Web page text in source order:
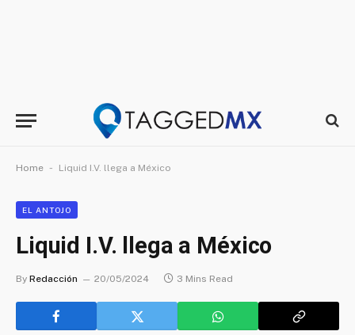
Home - Liquid I.V. llega a México
EL ANTOJO
Liquid I.V. llega a México
By Redacción 20/05/2024 3 Mins Read